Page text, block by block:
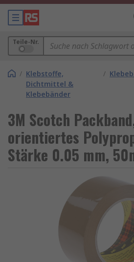
Teile-Nr.
/ Klebstoffe,
Dichtmittel &
Klebebänder
/
3M Scotch
orientiertes
Stärke 0.05 mm,